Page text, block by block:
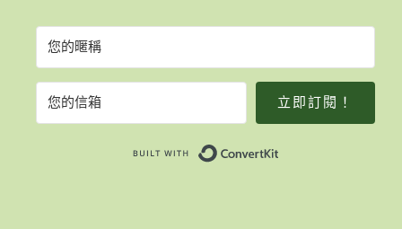
立即訂閱！